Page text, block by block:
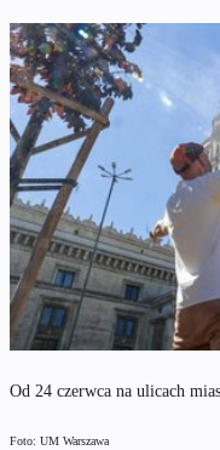
Od 24 czerwca na ulicach
Foto: UM Warszawa